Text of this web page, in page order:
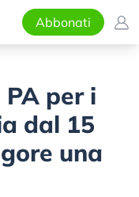
Abbonati
per i
dal 15
una